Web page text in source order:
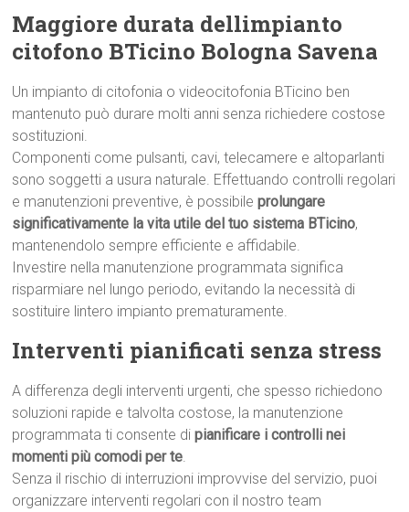
Maggiore durata dellimpianto
citofono BTicino Bologna Savena
Un impianto di citofonia o videocitofonia BTicino ben
mantenuto può durare molti anni senza richiedere costose
sostituzioni.
Componenti come pulsanti, cavi, telecamere e altoparlanti
sono soggetti a usura naturale. Effettuando controlli regolari
e manutenzioni preventive, è possibileprolungare
significativamente la vita utile del tuo sistema BTicino,
mantenendolo sempre efficiente e affidabile.
Investire nella manutenzione programmata significa
risparmiare nel lungo periodo, evitando la necessità di
sostituire lintero impianto prematuramente.
Interventi pianificati senza stress
A differenza degli interventi urgenti, che spesso richiedono
soluzioni rapide e talvolta costose, la manutenzione
programmata ti consente dipianificare i controlli nei
momenti più comodi per te.
Senza il rischio di interruzioni improvvise del servizio, puoi
organizzare interventi regolari con il nostro team